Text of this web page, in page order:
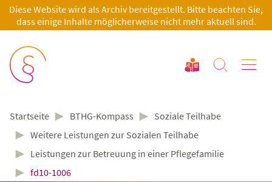
Diese Website wird als Archiv bereitgestellt. Bitte beachten Sie,
dass einige Inhalte möglicherweise nicht mehr aktuell sind.
Startseite ► BTHG-Kompass ► Soziale Teilhabe
► Weitere Leistungen zur Sozialen Teilhabe
► Leistungen zur Betreuung in einer Pflegefamilie
► fd10-1006